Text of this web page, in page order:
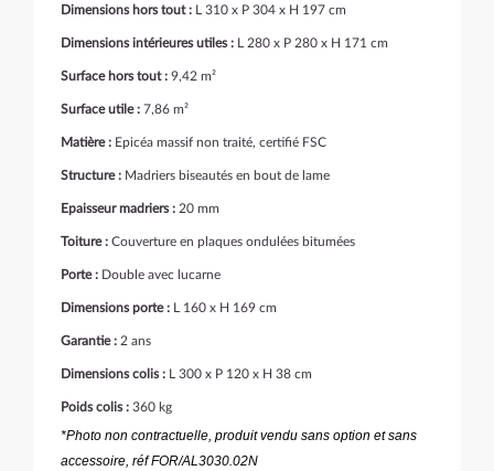
Dimensions hors tout : L 310 x P 304 x H 197 cm
Dimensions intérieures utiles : L 280 x P 280 x H 171 cm
Surface hors tout : 9,42 m²
Surface utile : 7,86 m²
Matière : Epicéa massif non traité, certifié FSC
Structure : Madriers biseautés en bout de lame
Epaisseur madriers : 20 mm
Toiture : Couverture en plaques ondulées bitumées
Porte : Double avec lucarne
Dimensions porte : L 160 x H 169 cm
Garantie : 2 ans
Dimensions colis : L 300 x P 120 x H 38 cm
Poids colis : 360 kg
*Photo non contractuelle, produit vendu sans option et sans
accessoire, réf FOR/AL3030.02N